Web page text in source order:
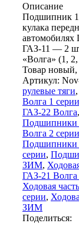
Описание
Подшипник
кулака
автомобилях
ГАЗ-11 — 2
«Волга» (1,
Товар новый,
Артикул:
рулевые тяги,
Волга 1 серии
ГАЗ-22 Волга,
Подшипники
Волга 2 серии
Подшипники
серии,
ЗИМ,
ГАЗ-21 Волга
Ходовая
серии,
ЗИМ
Поделиться: